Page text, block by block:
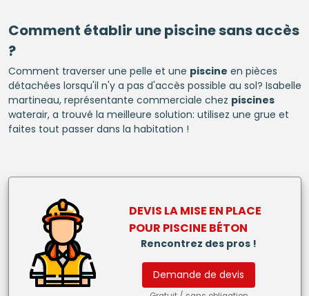
Comment établir unepiscinesans accès
?
Comment traverser une pelle et une piscine en pièces
détachées lorsqu'il n'y a pas d'accès possible au sol? Isabelle
martineau, représentante commerciale chez piscines
waterair, a trouvé la meilleure solution: utilisez une grue et
faites tout passer dans la habitation !
DEVIS LA MISE EN PLACE
POUR PISCINE BÉTON
Rencontrez des pros !
Demande de devis